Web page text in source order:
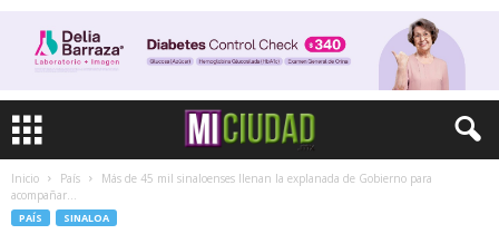
Inicio País
Más de 45 mil sinaloenses llenan la explanada de Gobierno para
acompañar...
PAÍS SINALOA